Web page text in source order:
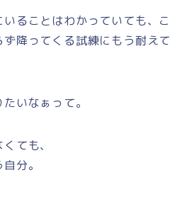
ることはわかっていても、こ
降ってくる試練にもう耐えて
いなぁって。
ても、
分。